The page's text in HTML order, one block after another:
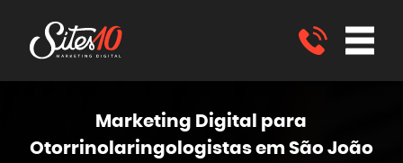
Marketing Digital para
Otorrinolaringologistas em São João